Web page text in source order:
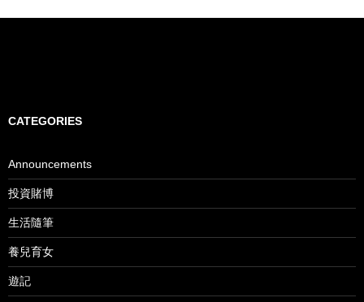
CATEGORIES
Announcements
投資賭博
生活隨筆
養兒育女
遊記